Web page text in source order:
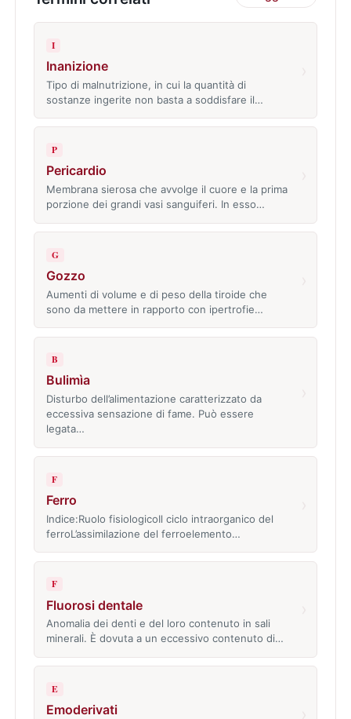
I
Inanizione
Tipo di malnutrizione, in cui la quantità di
sostanze ingerite non basta a soddisfare il…
P
Pericardio
Membrana sierosa che avvolge il cuore e la prima
porzione dei grandi vasi sanguiferi. In esso…
G
Gozzo
Aumenti di volume e di peso della tiroide che
sono da mettere in rapporto con ipertrofie…
B
Bulimìa
Disturbo dell’alimentazione caratterizzato da
eccessiva sensazione di fame. Può essere
legata…
F
Ferro
Indice:Ruolo fisiologicoIl ciclo intraorganico del
ferroL’assimilazione del ferroelemento…
F
Fluorosi dentale
Anomalia dei denti e del loro contenuto in sali
minerali. È dovuta a un eccessivo contenuto di…
E
Emoderivati